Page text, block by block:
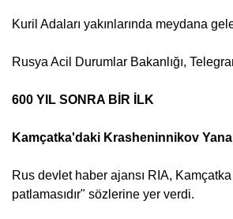
Kuril Adaları yakınlarında meydana
Rusya Acil Durumlar Bakanlığı,
600 YIL SONRA BİR İLK
Kamçatka'daki Krasheninnikov
Rus devlet haber ajansı RIA,
patlamasıdır" sözlerine yer verdi.